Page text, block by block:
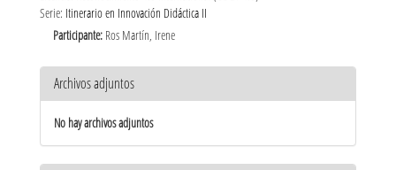
Serie: Itinerario en Innovación Didáctica II
Participante: Ros Martín, Irene
Archivos adjuntos
No hay archivos adjuntos